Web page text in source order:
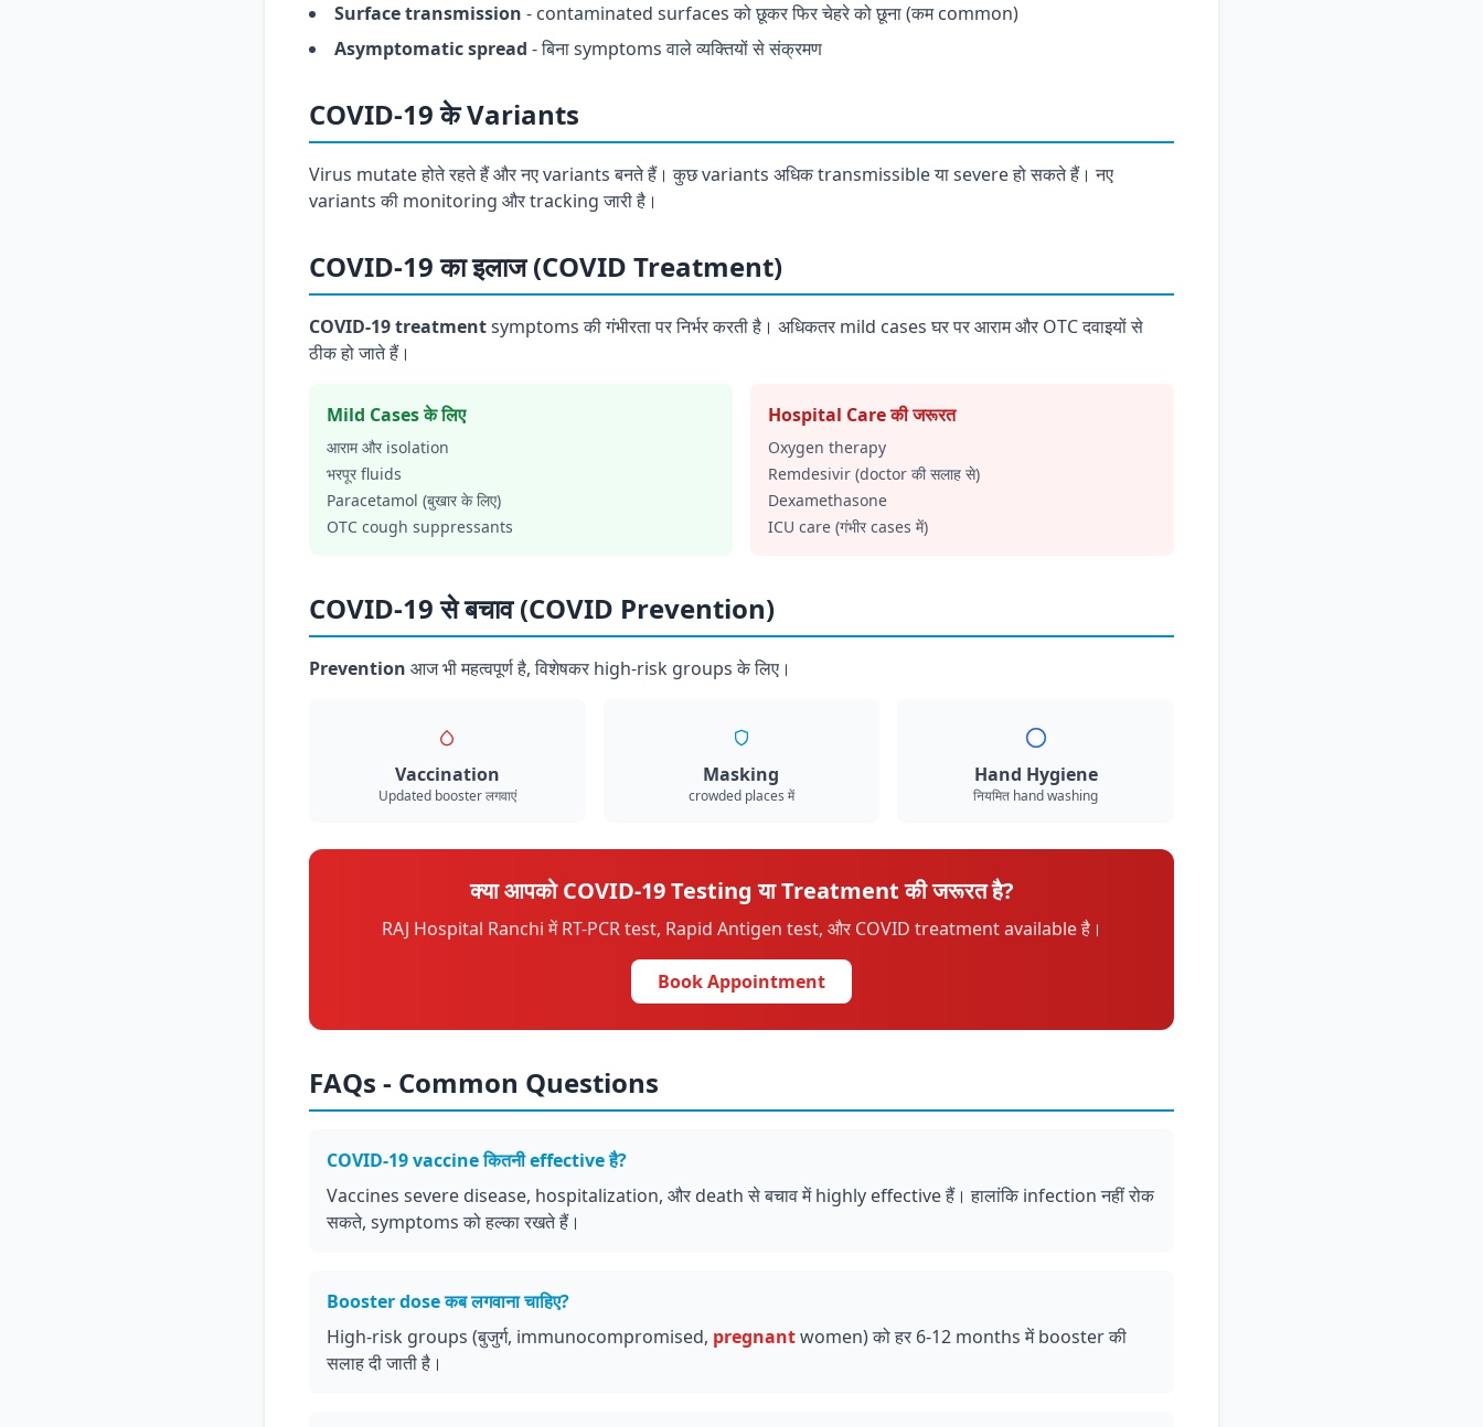
Surface transmission - contaminated surfaces को छूकर फिर चेहरे को छूना (कम common)
Asymptomatic spread - बिना symptoms वाले व्यक्तियों से संक्रमण
COVID-19 के Variants
Virus mutate होते रहते हैं और नए variants बनते हैं। कुछ variants अधिक transmissible या severe हो सकते हैं। नए
variants की monitoring और tracking जारी है।
COVID-19 का इलाज (COVID Treatment)
COVID-19 treatmentsymptoms की गंभीरता पर निर्भर करती है। अधिकतर mild cases घर पर आराम और OTC दवाइयों से
ठीक हो जाते हैं।
Mild Cases के लिए
आराम और isolation
भरपूर fluids
Paracetamol (बुखार के लिए)
OTC cough suppressants
Hospital Care की जरूरत
Oxygen therapy
Remdesivir (doctor की सलाह से)
Dexamethasone
ICU care (गंभीर cases में)
COVID-19 से बचाव (COVID Prevention)
Prevention आज भी महत्वपूर्ण है, विशेषकर high-risk groups के लिए।
Vaccination
Updated booster लगवाएं
Masking
crowded places में
Hand Hygiene
नियमित hand washing
क्या आपको COVID-19 Testing या Treatment की जरूरत है?
RAJ Hospital Ranchi में RT-PCR test, Rapid Antigen test, और COVID treatment available है।
Book Appointment
FAQs - Common Questions
COVID-19 vaccine कितनी effective है?
Vaccines severe disease, hospitalization, और death से बचाव में highly effective हैं। हालांकि infection नहीं रोक
सकते, symptoms को हल्का रखते हैं।
Booster dose कब लगवाना चाहिए?
High-risk groups (बुजुर्ग, immunocompromised, pregnantwomen) को हर 6-12 months में booster की
सलाह दी जाती है।